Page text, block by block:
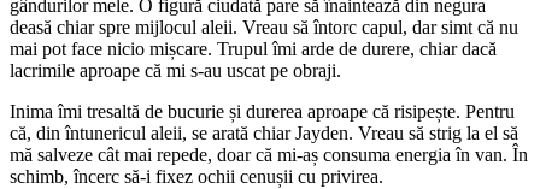
gândurilor mele. O figură ciudată pare să înaintează din negura
deasă chiar spre mijlocul aleii. Vreau să întorc capul, dar simt că nu
mai pot face nicio mișcare. Trupul îmi arde de durere, chiar dacă
lacrimile aproape că mi s-au uscat pe obraji.
Inima îmi tresaltă de bucurie și durerea aproape că risipește. Pentru
că, din întunericul aleii, se arată chiar Jayden. Vreau să strig la el să
mă salveze cât mai repede, doar că mi-aș consuma energia în van. În
schimb, încerc să-i fixez ochii cenușii cu privirea.